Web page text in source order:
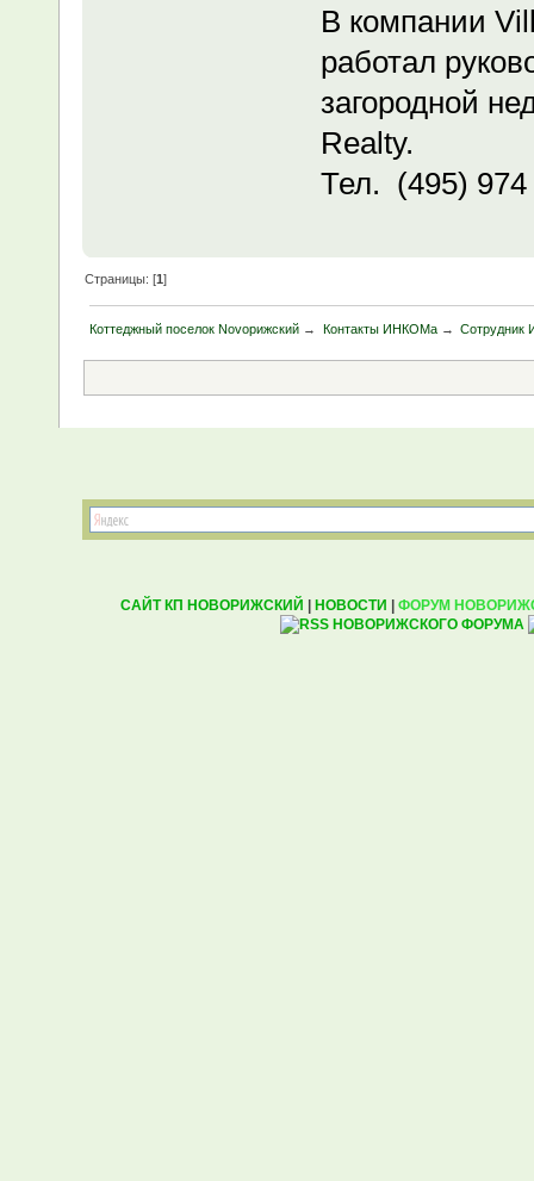
В компании
работал
загородной
Realty.
Тел. (495) 974
Страницы: [1]
Коттеджный поселок Novoрижский → Контакты ИНКОМа→ Сотрудник
САЙТ КП НОВОРИЖСКИЙ НОВОСТИ ФОРУМ